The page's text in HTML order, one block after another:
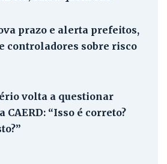
prazo e alerta prefeitos,
controladores sobre risco
volta a questionar
CAERD: “Isso é correto?